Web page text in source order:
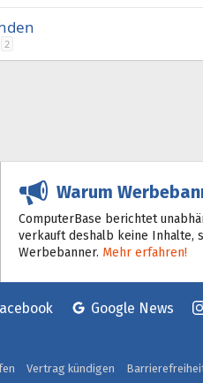
2
Warum
ComputerBase berichtet
verkauft deshalb keine Inhalte,
Werbebanner. Mehr erfahren!
Google News
Vertrag kündigen